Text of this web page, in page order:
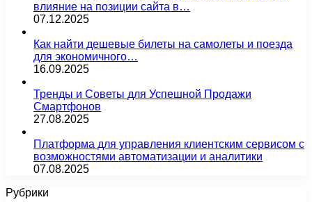
влияние на позиции сайта в…
07.12.2025
Как найти дешевые билеты на самолеты и поезда
для экономичного…
16.09.2025
Тренды и Советы для Успешной Продажи
Смартфонов
27.08.2025
Платформа для управления клиентским сервисом с
возможностями автоматизации и аналитики
07.08.2025
Рубрики